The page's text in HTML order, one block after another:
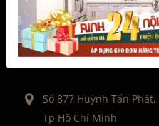
Số 877 Huỳnh Tấn
Tp Hồ Chí Minh